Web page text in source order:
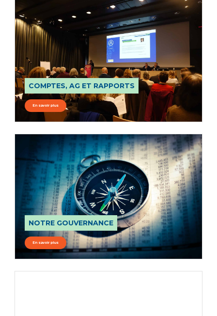
COMPTES, AG ET RAPPORTS
En savoir plus
NOTRE GOUVERNANCE
En savoir plus